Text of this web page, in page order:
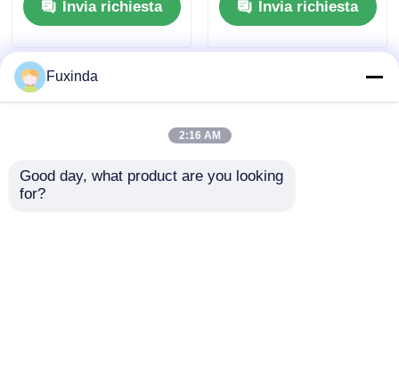
Invia richiesta
Invia richiesta
Fuxinda
2:16 AM
Good day, what product are you looking
for?